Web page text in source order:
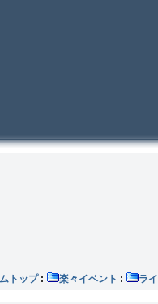
トップ: 楽々イベント :